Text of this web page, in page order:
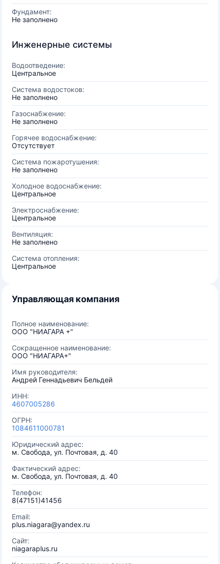
Фундамент:
Не заполнено
Инженерные системы
Водоотведение:
Центральное
Система водостоков:
Не заполнено
Газоснабжение:
Не заполнено
Горячее водоснабжение:
Отсутствует
Система пожаротушения:
Не заполнено
Холодное водоснабжение:
Центральное
Электроснабжение:
Центральное
Вентиляция:
Не заполнено
Система отопления:
Центральное
Управляющая компания
Полное наименование:
ООО "НИАГАРА +"
Сокращенное наименование:
ООО "НИАГАРА+"
Имя руководителя:
Андрей Геннадьевич Бельдей
ИНН:
4607005286
ОГРН:
1084611000781
Юридический адрес:
м. Свобода, ул. Почтовая, д. 40
Фактический адрес:
м. Свобода, ул. Почтовая, д. 40
Телефон:
8(47151)41456
Email:
plus.niagara@yandex.ru
Сайт:
niagaraplus.ru